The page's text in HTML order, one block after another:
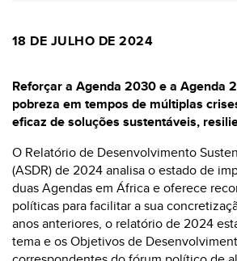
18 DE JULHO DE 2024
Reforçar a Agenda 2030 e a Agenda
pobreza em tempos de múltiplas
eficaz de soluções sustentáveis,
O Relatório de Desenvolvimento
(ASDR) de 2024 analisa o estado de
duas Agendas em África e oferece
políticas para facilitar a sua
anos anteriores, o relatório de 2024
tema e os Objetivos de